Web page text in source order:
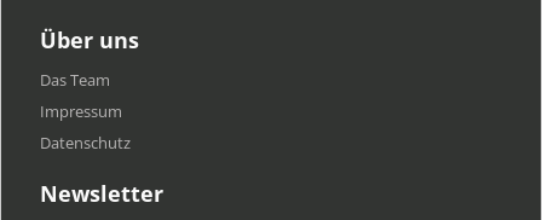
Über uns
Das Team
Impressum
Datenschutz
Newsletter